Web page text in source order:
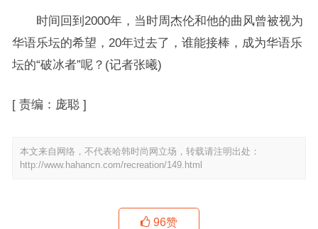
时间回到2000年，当时周杰伦和他的曲风曾被视为
华语乐坛的希望，20年过去了，谁能接棒，成为华语乐
坛的“破冰者”呢？(记者张曦)
[ 责编：庞聪]
本文来自网络，不代表哈韩时尚网立场，转载请注明出处：
http://www.hahancn.com/recreation/149.html
96赞